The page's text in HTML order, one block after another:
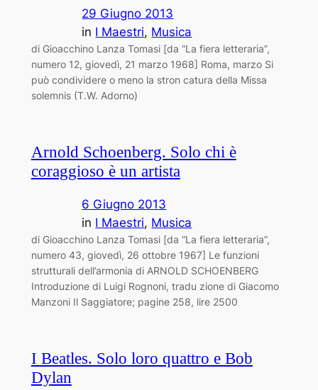
29 Giugno 2013
in I Maestri, Musica
di Gioacchino Lanza Tomasi [da “La fiera letteraria”,
numero 12, giovedì, 21 marzo 1968] Roma, marzo Si
può condividere o meno la stron ­catura della Missa
solemnis (T.W. Adorno)
Arnold Schoenberg. Solo chi è
coraggioso è un artista
6 Giugno 2013
in I Maestri, Musica
di Gioacchino Lanza Tomasi [da “La fiera letteraria”,
numero 43, giovedì, 26 ottobre 1967] Le funzioni
strutturali dell’armonia di ARNOLD SCHOENBERG
Introduzione di Luigi Rognoni, tradu ­zione di Giacomo
Manzoni Il Saggiatore; pagine 258, lire 2500
I Beatles. Solo loro quattro e Bob
Dylan